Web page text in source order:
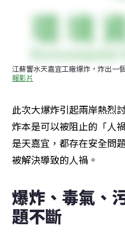
江蘇響水天嘉宜工廠爆炸，炸出一
報影片
此次大爆炸引起兩岸熱烈
炸本是可以被阻止的「人
是天嘉宜，都存在安全問
被解決導致的人禍。
爆炸、毒氣、
題不斷